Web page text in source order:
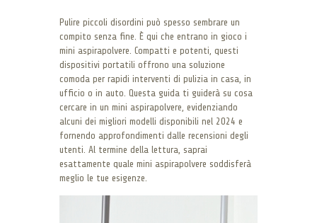
Pulire piccoli disordini può spesso sembrare un
compito senza fine. È qui che entrano in gioco i
mini aspirapolvere. Compatti e potenti, questi
dispositivi portatili offrono una soluzione
comoda per rapidi interventi di pulizia in casa, in
ufficio o in auto. Questa guida ti guiderà su cosa
cercare in un mini aspirapolvere, evidenziando
alcuni dei migliori modelli disponibili nel 2024 e
fornendo approfondimenti dalle recensioni degli
utenti. Al termine della lettura, saprai
esattamente quale mini aspirapolvere soddisferà
meglio le tue esigenze.